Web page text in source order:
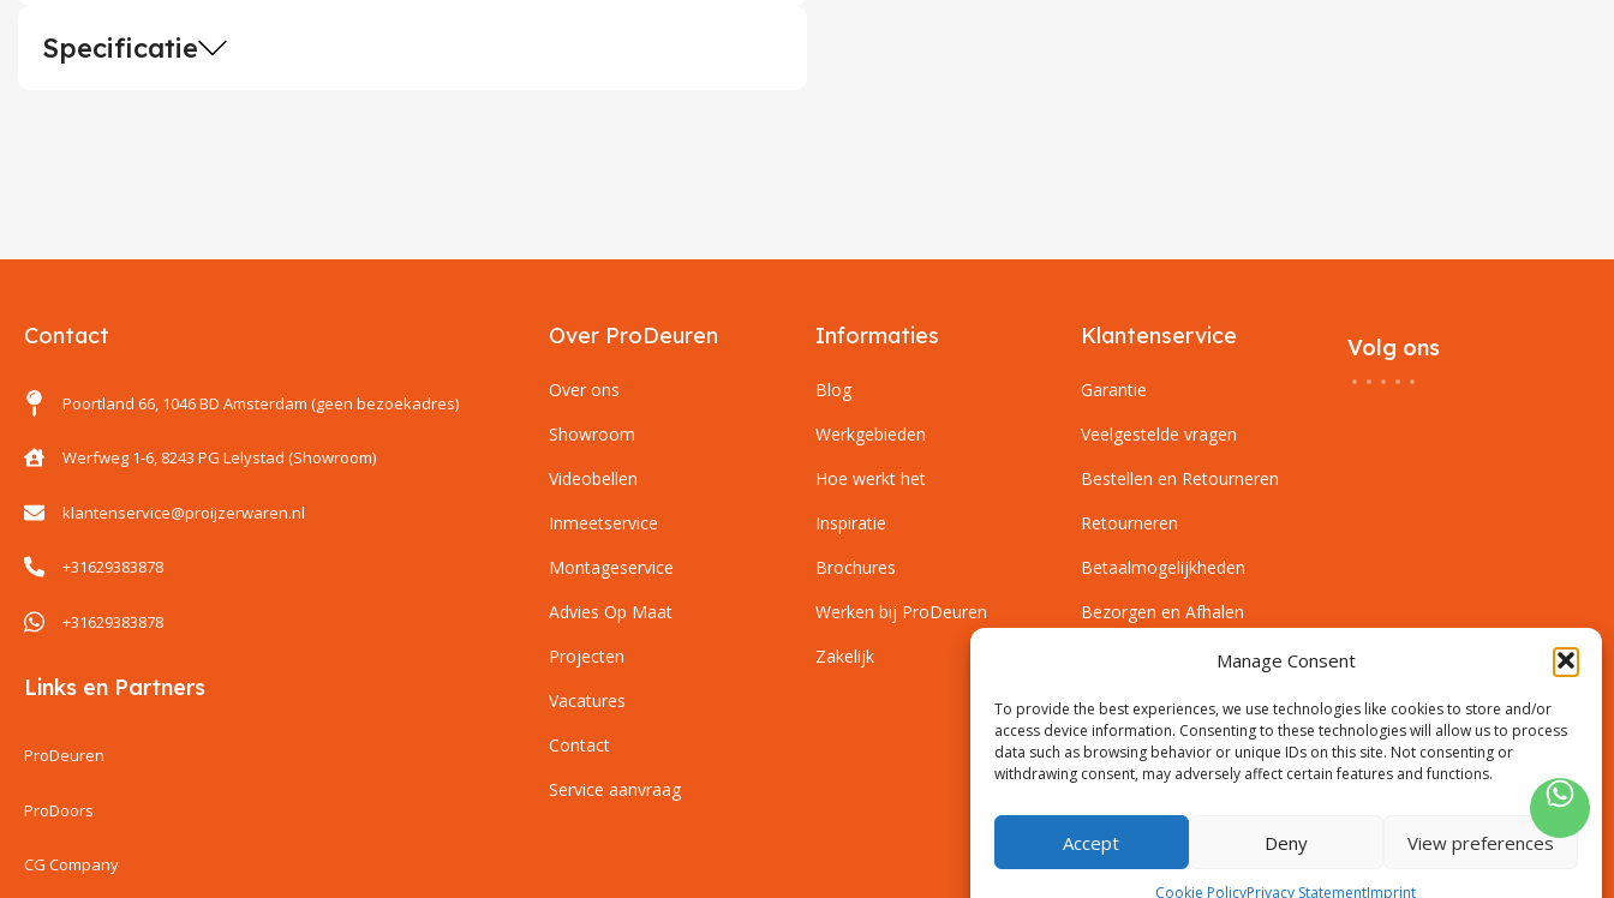
Manage Consent
To provide the best experiences, we use technologies like cookies to store and/or
access device information. Consenting to these technologies will allow us to process
data such as browsing behavior or unique IDs on this site. Not consenting or
withdrawing consent, may adversely affect certain features and functions.
Accept Deny View preferences
Cookie PolicyPrivacy StatementImprint
Specificatie
Contact
Poortland 66, 1046 BD Amsterdam (geen bezoekadres)
Werfweg 1-6, 8243 PG Lelystad (Showroom)
klantenservice@proijzerwaren.nl
+31629383878
+31629383878
Links en Partners
ProDeuren
ProDoors
CG Company
Over ProDeuren
Over ons
Showroom
Videobellen
Inmeetservice
Montageservice
Advies Op Maat
Projecten
Vacatures
Contact
Service aanvraag
Informaties
Blog
Werkgebieden
Hoe werkt het
Inspiratie
Brochures
Werken bij ProDeuren
Zakelijk
Klantenservice
Garantie
Veelgestelde vragen
Bestellen en Retourneren
Retourneren
Betaalmogelijkheden
Bezorgen en Afhalen
Leveringsvoorwaarden
Montagevoorwaarden
Inmeetservice Voorwaarden
Volg ons